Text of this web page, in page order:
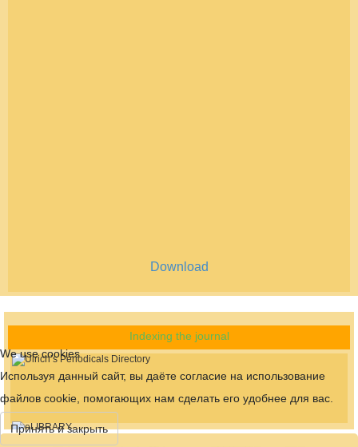
Download
Indexing the journal
We use cookies
Используя данный сайт, вы даёте согласие на использование
файлов cookie, помогающих нам сделать его удобнее для вас.
Принять и закрыть